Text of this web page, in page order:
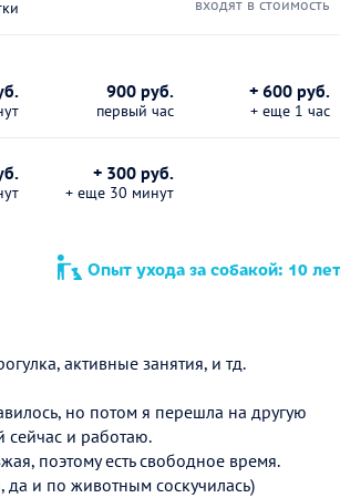
входят в стоимость
900 руб.
первый час
+ 600 руб.
+ еще 1 час
+ 300 руб.
+ еще 30 минут
Опыт ухода за собакой: 10 лет
активные занятия, и тд.
но потом я перешла на другую
сейчас и работаю.
поэтому есть свободное время.
да и по животным соскучилась)